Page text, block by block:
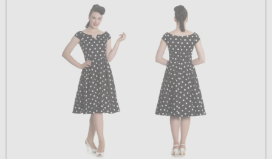
Rockabella
Spin Doctor
Surplus